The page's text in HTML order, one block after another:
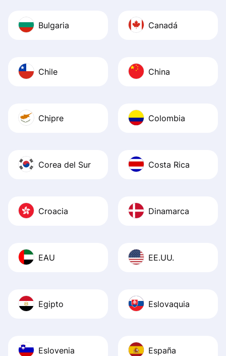
Bulgaria Canadá
Chile China
Chipre Colombia
Corea del Sur Costa Rica
Croacia Dinamarca
EAU EE.UU.
Egipto Eslovaquia
Eslovenia España